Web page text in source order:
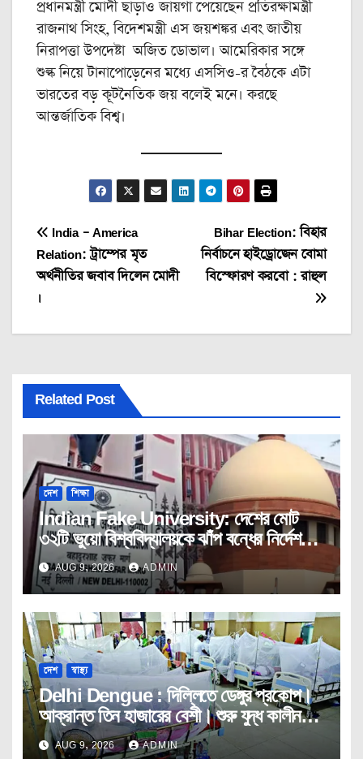
প্রধানমন্ত্রী মোদী ছাড়াও জায়গা পেয়েছেন প্রতিরক্ষামন্ত্রী
রাজনাথ সিংহ, বিদেশমন্ত্রী এস জয়শঙ্কর এবং জাতীয়
নিরাপত্তা উপদেষ্টা অজিত ডোভাল। আমেরিকার সঙ্গে
শুল্ক নিয়ে টানাপোড়েনের মধ্যে এসসিও-র বৈঠকে এটা
ভারতের বড় কূটনৈতিক জয় বলেই মনে। করছে
আন্তর্জাতিক বিশ্ব।
Post
navigation
Bihar Election: বিহার
নির্বাচনে হাইড্রোজেন বোমা
বিস্ফোরণ করবো : রাহুল
India – America
Relation: ট্রাম্পের মৃত
অর্থনীতির জবাব দিলেন মোদী
।
Related Post
দেশ শিক্ষা
Indian Fake University: দেশের মোট
৩২টি ভুয়ো বিশ্ববিদ্যালয়কে ঝাঁপ বন্ধের নির্দেশ
ইউজিসির।
AUG 9, 2026 ADMIN
দেশ স্বাস্থ্য
Delhi Dengue : দিল্লিতে ডেঙ্গুর প্রকোপ।
আক্রান্ত তিন হাজারের বেশী। শুরু যুদ্ধ কালীন
তৎপরতা।
AUG 9, 2026 ADMIN